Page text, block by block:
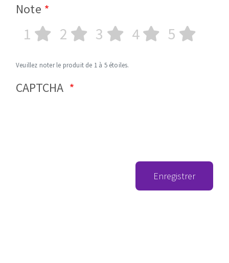
Note
1 2 3 4 5
Veuillez noter le produit de 1 à 5 étoiles.
CAPTCHA
Enregistrer